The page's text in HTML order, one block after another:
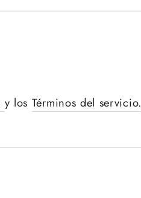
y los Términos del servicio.